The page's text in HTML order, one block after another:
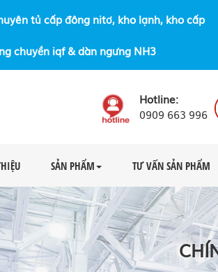
tủ cấp đông nitơ, kho lạnh, kho cấp
chuyền iqf & dàn ngưng NH3
Hotline:
0909 663 996
SẢN PHẨM TƯ VẤN SẢN PHẨM